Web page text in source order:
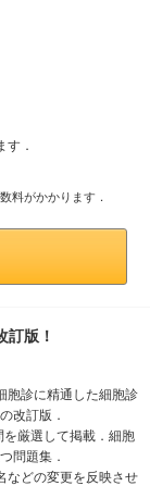
．
料がかかります．
訂版！
胞診に精通した細胞診
改訂版．
厳選して掲載．細胞
問題集．
などの変更を反映させ